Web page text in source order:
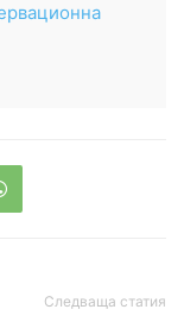
Следваща статия